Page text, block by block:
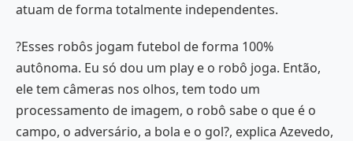
atuam de forma totalmente independentes.
?Esses robôs jogam futebol de forma 100%
autônoma. Eu só dou um play e o robô joga. Então,
ele tem câmeras nos olhos, tem todo um
processamento de imagem, o robô sabe o que é o
campo, o adversário, a bola e o gol?, explica Azevedo,